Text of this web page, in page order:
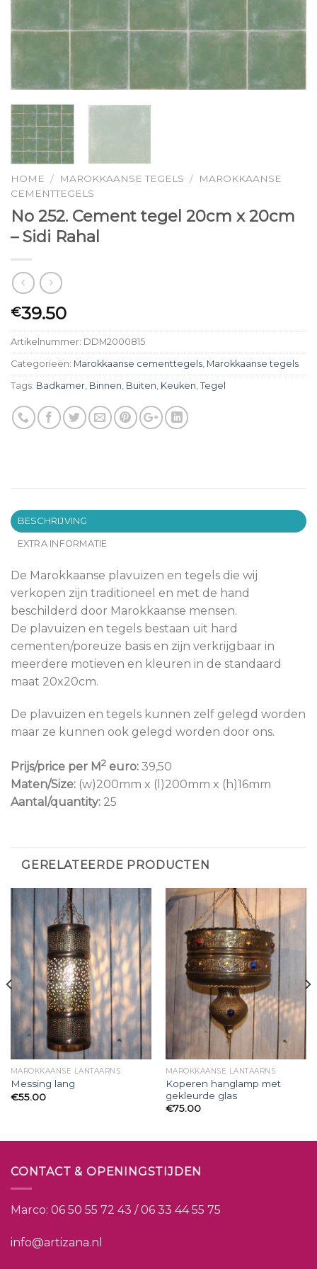
HOME / MAROKKAANSE TEGELS /
MAROKKAANSE
CEMENTTEGELS
No 252. Cement tegel 20cm x 20cm
– Sidi Rahal
€39.50
Artikelnummer: DDM2000815
Categorieën: Marokkaanse cementtegels, Marokkaanse tegels
Tags: Badkamer, Binnen, Buiten, Keuken, Tegel
BESCHRIJVING
EXTRA INFORMATIE
De Marokkaanse plavuizen en tegels die wij
verkopen zijn traditioneel en met de hand
beschilderd door Marokkaanse mensen.
De plavuizen en tegels bestaan uit hard
cementen/poreuze basis en zijn verkrijgbaar in
meerdere motieven en kleuren in de standaard
maat 20x20cm.
De plavuizen en tegels kunnen zelf gelegd worden
maar ze kunnen ook gelegd worden door ons.
Prijs/price per M2 euro: 39,50
Maten/Size: (w)200mm x (l)200mm x (h)16mm
Aantal/quantity: 25
GERELATEERDE PRODUCTEN
MAROKKAANSE LANTAARNS
Messing lang
€55.00
MAROKKAANSE LANTAARNS
Koperen hanglamp met
gekleurde glas
€75.00
CONTACT & OPENINGSTIJDEN
Marco: 06 50 55 72 43 / 06 33 44 55 75
info@artizana.nl